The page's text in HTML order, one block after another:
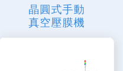
晶圓式手動
真空壓膜機